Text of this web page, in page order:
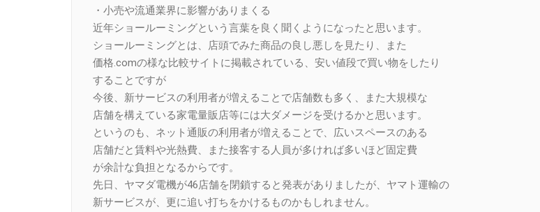
・小売や流通業界に影響がありまくる
近年ショールーミングという言葉を良く聞くようになったと思います。
ショールーミングとは、店頭でみた商品の良し悪しを見たり、また
価格.comの様な比較サイトに掲載されている、安い値段で買い物をしたり
することですが
今後、新サービスの利用者が増えることで店舗数も多く、また大規模な
店舗を構えている家電量販店等には大ダメージを受けるかと思います。
というのも、ネット通販の利用者が増えることで、広いスペースのある
店舗だと賃料や光熱費、また接客する人員が多ければ多いほど固定費
が余計な負担となるからです。
先日、ヤマダ電機が46店舗を閉鎖すると発表がありましたが、ヤマト運輸の
新サービスが、更に追い打ちをかけるものかもしれません。